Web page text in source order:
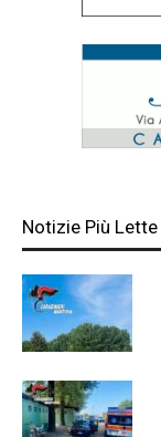
Notizie Più Lette